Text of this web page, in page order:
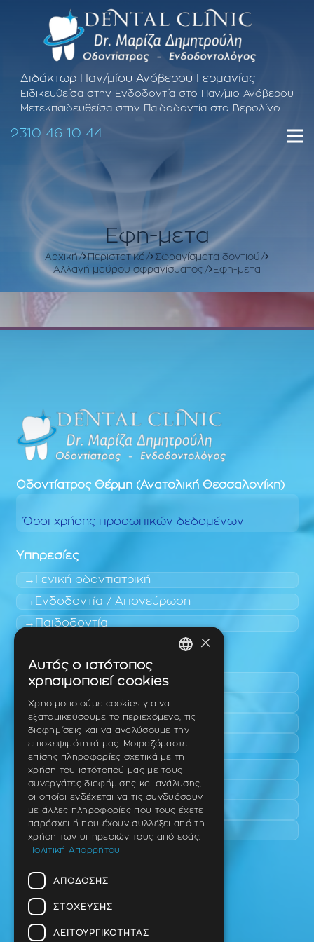
Διδάκτωρ Παν/μίου Ανόβερου Γερμανίας
Ειδικευθείσα στην Ενδοδοντία στο Παν/μιο Ανόβερου
Μετεκπαιδευθείσα στην Παιδοδοντία στο Βερολίνο
2310 46 10 44
Εφη-μετα
Αρχική Περιστατικά
Σφραγίσματα δοντιού
Αλλαγή μαύρου σφραγίσματος
Εφη-μετα
Οδοντίατρος Θέρμη (Ανατολική Θεσσαλονίκη)
Όροι χρήσης προσωπικών δεδομένων
Υπηρεσίες
Γενική οδοντιατρική
Ενδοδοντία / Απονεύρωση
Παιδοδοντία
Πυλαία
Τριάδι
Νέο Ρύσιο
Επανομή
Περαία
Καλαμαριά
Πανόραμα
Χαριλάου
Ταβάκη – Θ. Λίτσα 10 (γωνία),
Θέρμη – Θεσσαλονίκη
T.K 57001
×
Αυτός ο ιστότοπος
χρησιμοποιεί cookies
Χρησιμοποιούμε cookies για να
εξατομικεύσουμε το περιεχόμενο, τις
διαφημίσεις και να αναλύσουμε την
επισκεψιμότητά μας. Μοιραζόμαστε
επίσης πληροφορίες σχετικά με τη
χρήση του ιστότοπού μας με τους
συνεργάτες διαφήμισης και ανάλυσης,
οι οποίοι ενδέχεται να τις συνδυάσουν
με άλλες πληροφορίες που τους έχετε
παράσχει ή που έχουν συλλέξει από τη
χρήση των υπηρεσιών τους από εσάς.
Πολιτική Απορρήτου
ΑΠΌΔΟΣΗΣ
ΣΤΌΧΕΥΣΗΣ
ΛΕΙΤΟΥΡΓΙΚΌΤΗΤΑΣ